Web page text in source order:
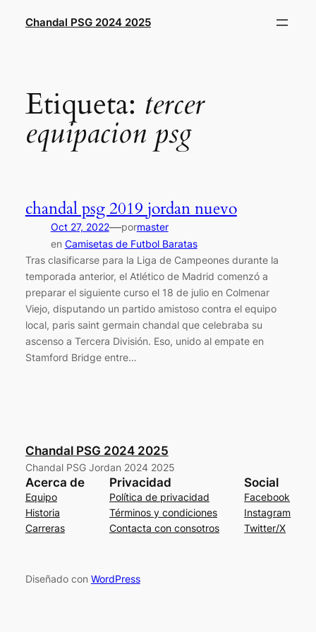
Chandal PSG 2024 2025
Etiqueta: tercer
equipacion psg
chandal psg 2019 jordan nuevo
Oct 27, 2022—pormaster
en Camisetas de Futbol Baratas
Tras clasificarse para la Liga de Campeones durante la
temporada anterior, el Atlético de Madrid comenzó a
preparar el siguiente curso el 18 de julio en Colmenar
Viejo, disputando un partido amistoso contra el equipo
local, paris saint germain chandal que celebraba su
ascenso a Tercera División. Eso, unido al empate en
Stamford Bridge entre…
Chandal PSG 2024 2025
Chandal PSG Jordan 2024 2025
Acerca de
Equipo
Historia
Carreras
Privacidad
Política de privacidad
Términos y condiciones
Contacta con consotros
Social
Facebook
Instagram
Twitter/X
Diseñado con WordPress